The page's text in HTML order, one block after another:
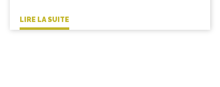
LIRE LA SUITE